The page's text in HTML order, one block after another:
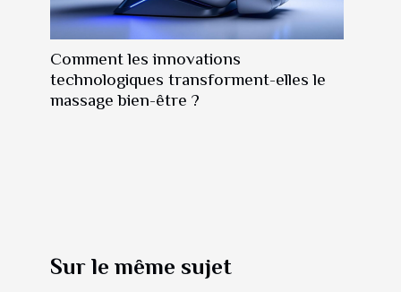
Comment les innovations
technologiques transforment-elles le
massage bien-être ?
Sur le même sujet